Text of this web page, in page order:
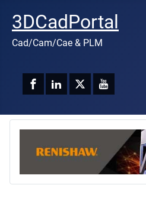
3DCadPortal
Cad/Cam/Cae & PLM